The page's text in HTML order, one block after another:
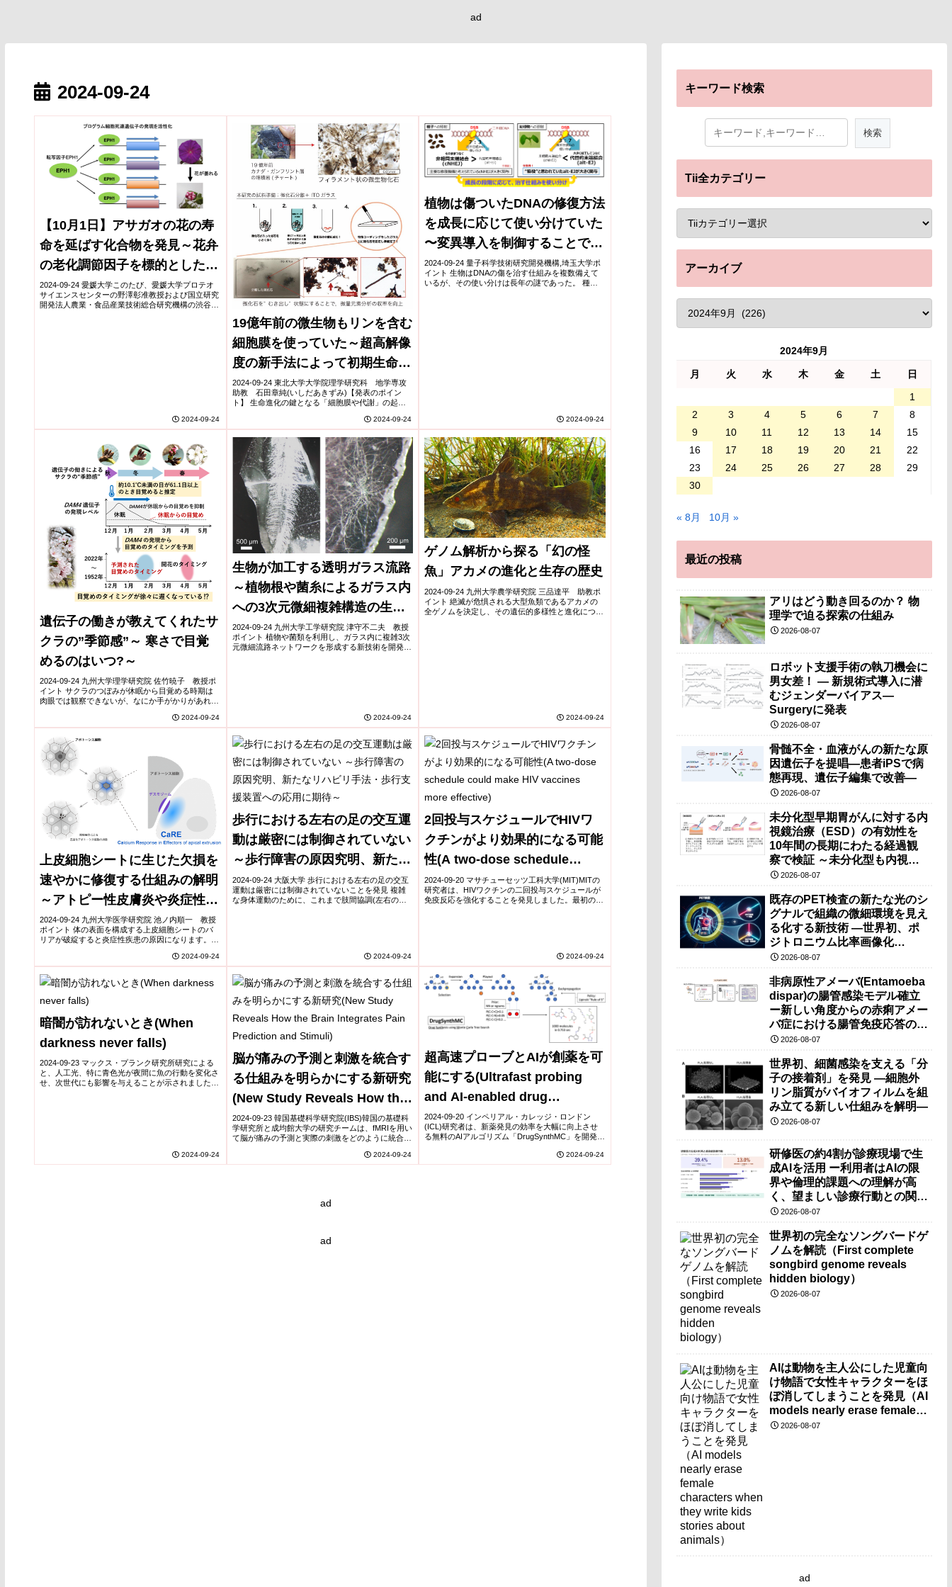
ad
2024-09-24
【10月1日】アサガオの花の寿
命を延ばす化合物を発見～花弁
の老化調節因子を標的とした機
能阻害化合物の選抜に成功～
(記者説明会の実施)
2024-09-24 愛媛大学このたび、愛媛大学プロテオ
サイエンスセンターの野澤彰准教授および国立研究
開発法人農業・食品産業技術総合研究機構の渋谷健
2024-09-24
19億年前の微生物もリンを含む
細胞膜を使っていた～超高解像
度の新手法によって初期生命の
細胞膜の可視化に成功!～
2024-09-24 東北大学大学院理学研究科 地学専攻
助教 石田章純(いしだあきずみ)【発表のポイン
ト】 生命進化の鍵となる「細胞膜や代謝」の起源
石)を用いた新しい分析手法を開発しました。 ...
2024-09-24
植物は傷ついたDNAの修復方法
を成長に応じて使い分けていた
〜変異導入を制御することで効
率的な新品種開発に展開〜
2024-09-24 量子科学技術研究開発機構,埼玉大学ポ
イント 生物はDNAの傷を治す仕組みを複数備えて
いるが、その使い分けは長年の謎であった。 種子
2024-09-24
遺伝子の働きが教えてくれたサ
クラの”季節感”～ 寒さで目覚
めるのはいつ?～
2024-09-24 九州大学理学研究院 佐竹暁子 教授ポ
イント サクラのつぼみが休眠から目覚める時期は
肉眼では観察できないが、なにか手がかりがあれば
着目してサクラのつぼみが目覚めるタイミ...2024-09-24
生物が加工する透明ガラス流路
～植物根や菌糸によるガラス内
への3次元微細複雑構造の生成
～
2024-09-24 九州大学工学研究院 津守不二夫 教授
ポイント 植物や菌類を利用し、ガラス内に複雑3次
元微細流路ネットワークを形成する新技術を開発
2024-09-24
ゲノム解析から探る「幻の怪
魚」アカメの進化と生存の歴史
2024-09-24 九州大学農学研究院 三品達平 助教ポ
イント 絶滅が危惧される大型魚類であるアカメの
全ゲノムを決定し、その遺伝的多様性と進化につい
2024-09-24
上皮細胞シートに生じた欠損を
速やかに修復する仕組みの解明
～アトピー性皮膚炎や炎症性腸
疾患など上皮バリアの異常によ
る病態の理解に繋がる知見～
2024-09-24 九州大学医学研究院 池ノ内順一 教授
ポイント 体の表面を構成する上皮細胞シートのバ
リアが破綻すると炎症性疾患の原因になります。
りの細胞が迅速に排除することで、上皮細胞のバ...
2024-09-24
歩行における左右の足の交互運
動は厳密には制御されていない
～歩行障害の原因究明、新たな
リハビリ手法・歩行支援装置へ
の応用に期待～
2024-09-24 大阪大学 歩行における左右の足の交互
運動は厳密には制御されていないことを発見 複雑
な身体運動のために、これまで肢間協調(左右の足
2024-09-24
2回投与スケジュールでHIVワ
クチンがより効果的になる可能
性(A two-dose schedule
could make HIV vaccines
more effective)
2024-09-20 マサチューセッツ工科大学(MIT)MITの
研究者は、HIVワクチンの二回投与スケジュールが
免疫反応を強化することを発見しました。最初の少
2024-09-24
暗闇が訪れないとき(When
darkness never falls)
2024-09-23 マックス・プランク研究所研究による
と、人工光、特に青色光が夜間に魚の行動を変化さ
せ、次世代にも影響を与えることが示されました。
2024-09-24
脳が痛みの予測と刺激を統合す
る仕組みを明らかにする新研究
(New Study Reveals How the
Brain Integrates Pain
Prediction and Stimuli)
2024-09-23 韓国基礎科学研究院(IBS)韓国の基礎科
学研究所と成均館大学の研究チームは、fMRIを用い
て脳が痛みの予測と実際の刺激をどのように統合し
と刺激の情報が脳全体で保存されるが、...2024-09-24
超高速プローブとAIが創薬を可
能にする(Ultrafast probing
and AI-enabled drug
discovery)
2024-09-20 インペリアル・カレッジ・ロンドン
(ICL)研究者は、新薬発見の効率を大幅に向上させ
る無料のAIアルゴリズム「DrugSynthMC」を開発し
2024-09-24
ad
ad
キーワード検索
Tii全カテゴリー
アーカイブ
2024年9月
月 火 水 木 金 土
日
1
2
3 4 5 6 7
8
9
10 11 12 13 14
15
16
17 18 19 20 21
22
23
24 25 26 27 28
29
30
« 8月 10月 »
最近の投稿
アリはどう動き回るのか？ 物
理学で迫る探索の仕組み
2026-08-07
ロボット支援手術の執刀機会に
男女差！ — 新規術式導入に潜
むジェンダーバイアス—
Surgeryに発表
2026-08-07
骨髄不全・血液がんの新たな原
因遺伝子を提唱―患者iPSで病
態再現、遺伝子編集で改善―
2026-08-07
未分化型早期胃がんに対する内
視鏡治療（ESD）の有効性を
10年間の長期にわたる経過観
察で検証 ～未分化型も内視鏡
治療で胃の温存が可能～
2026-08-07
既存のPET検査の新たな光のシ
グナルで組織の微細環境を見え
る化する新技術 ―世界初、ポ
ジトロニウム比率画像化
（PRI）の原理検証に成功―
2026-08-07
非病原性アメーバ(Entamoeba
dispar)の腸管感染モデル確立
ー新しい角度からの赤痢アメー
バ症における腸管免疫応答の理
解に期待ー
2026-08-07
世界初、細菌感染を支える「分
子の接着剤」を発見 ―細胞外
リン脂質がバイオフィルムを組
み立てる新しい仕組みを解明―
2026-08-07
研修医の約4割が診療現場で生
成AIを活用 ー利用者はAIの限
界や倫理的課題への理解が高
く、望ましい診療行動との関連
も確認ー
2026-08-07
世界初の完全なソングバードゲ
ノムを解読（First complete
songbird genome reveals
hidden biology）
2026-08-07
AIは動物を主人公にした児童向
け物語で女性キャラクターをほ
ぼ消してしまうことを発見（AI
models nearly erase female
characters when they write
2026-08-07
ad